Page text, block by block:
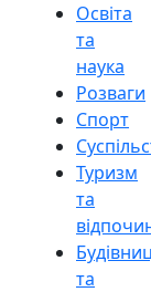
Освіта
та
наука
Розваги
Спорт
Туризм
та
та